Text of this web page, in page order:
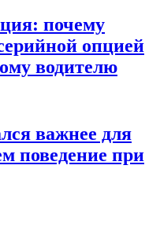
почему
опцией
водителю
важнее для
поведение при